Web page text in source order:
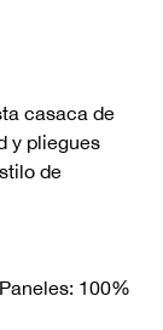
casaca de
y pliegues
de
100%